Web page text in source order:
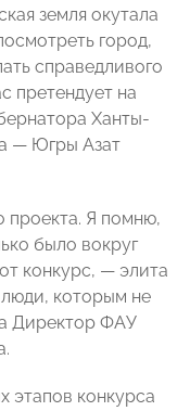
земля окутала
город,
справедливого
претендует на
Ханты-
— Югры Азат
проекта. Я помню,
было вокруг
конкурс, — элита
которым не
Директор ФАУ
этапов конкурса